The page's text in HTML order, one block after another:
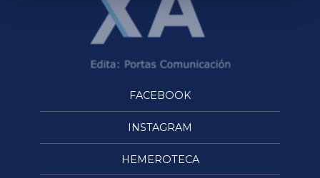
FACEBOOK
INSTAGRAM
HEMEROTECA